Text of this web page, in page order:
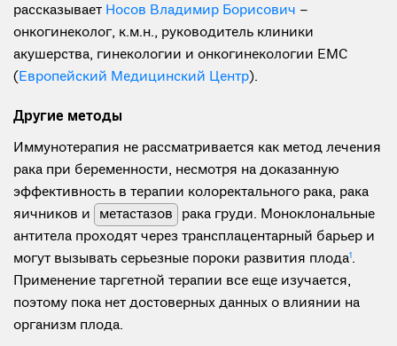
рассказывает Носов Владимир Борисович –
онкогинеколог, к.м.н., руководитель клиники
акушерства, гинекологии и онкогинекологии ЕМС
(Европейский Медицинский Центр).
Другие методы
Иммунотерапия не рассматривается как метод лечения
рака при беременности, несмотря на доказанную
эффективность в терапии колоректального рака, рака
яичников и метастазов рака груди. Моноклональные
антитела проходят через трансплацентарный барьер и
могут вызывать серьезные пороки развития плода1.
Применение таргетной терапии все еще изучается,
поэтому пока нет достоверных данных о влиянии на
организм плода.